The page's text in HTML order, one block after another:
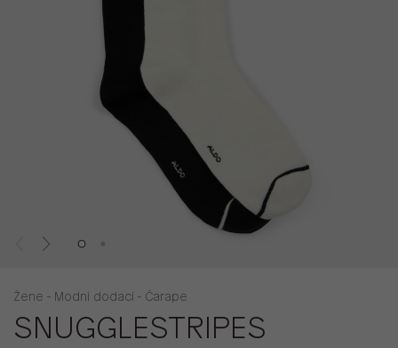
Žene - Modni dodaci - Čarape
SNUGGLESTRIPES